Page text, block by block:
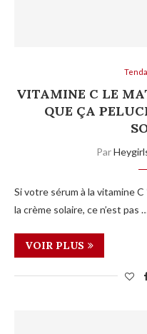
VITAMINE C LE
QUE ÇA
Par
Si votre sérum à la vitamine
la crème solaire, ce n’est pas
VOIR PLUS